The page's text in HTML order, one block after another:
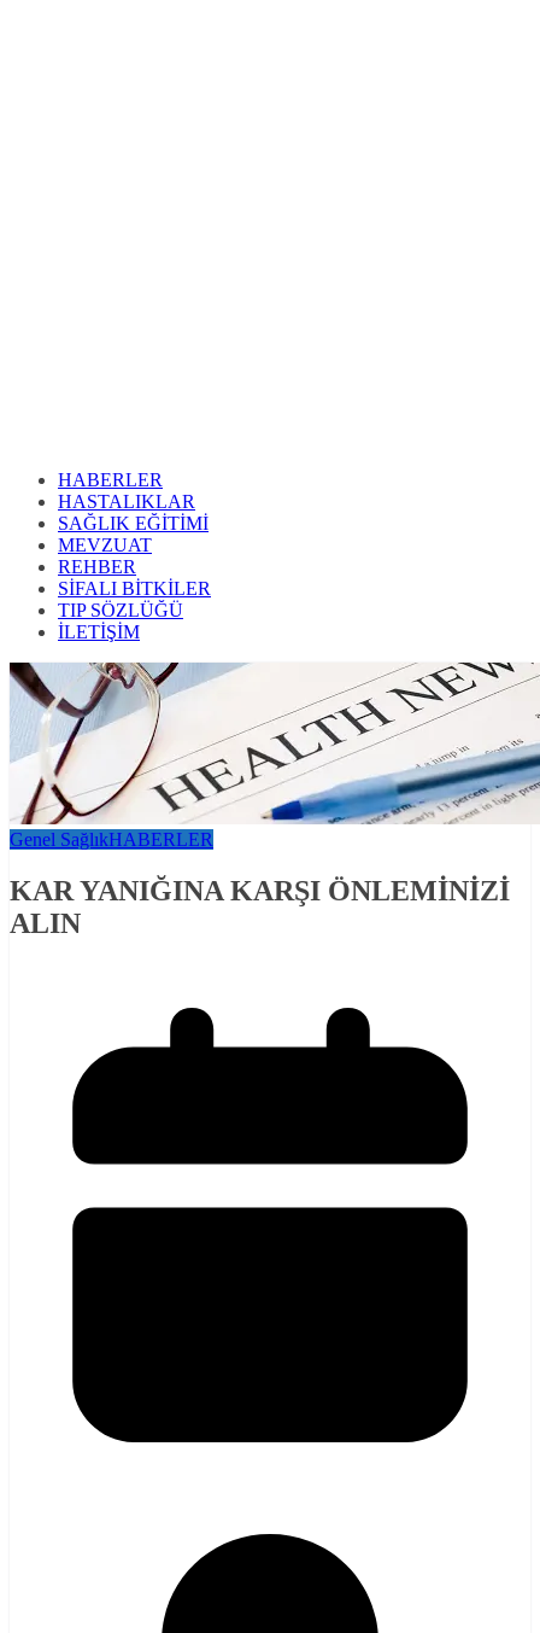
HABERLER
HASTALIKLAR
SAĞLIK EĞİTİMİ
MEVZUAT
REHBER
SİFALI BİTKİLER
TIP SÖZLÜĞÜ
İLETİŞİM
Genel SağlıkHABERLER
KAR YANIĞINA KARŞI ÖNLEMİNİZİ
ALIN